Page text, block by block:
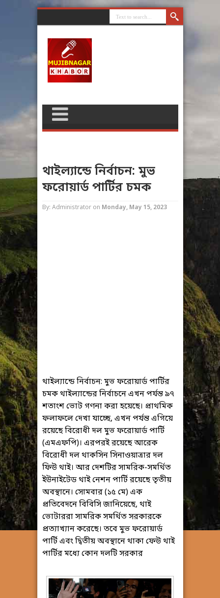
থাইল্যান্ডে নির্বাচন: মুভ
ফরোয়ার্ড পার্টির চমক
By: Administrator on Monday, May 15, 2023
থাইল্যান্ডে নির্বাচন: মুভ ফরোয়ার্ড পার্টির
চমক থাইল্যান্ডের নির্বাচনে এখন পর্যন্ত ৯৭
শতাংশ ভোট গণনা করা হয়েছে। প্রাথমিক
ফলাফলে দেখা যাচ্ছে, এখন পর্যন্ত এগিয়ে
রয়েছে বিরোধী দল মুভ ফরোয়ার্ড পার্টি
(এমএফপি)। এরপরই রয়েছে আরেক
বিরোধী দল থাকসিন সিনাওয়াত্রার দল
ফিউ থাই। আর দেশটির সামরিক-সমর্থিত
ইউনাইটেড থাই নেশন পার্টি রয়েছে তৃতীয়
অবস্থানে। সোমবার (১৫ মে) এক
প্রতিবেদনে বিবিসি জানিয়েছে, থাই
ভোটাররা সামরিক সমর্থিত সরকারকে
প্রত্যাখ্যান করেছে। তবে মুভ ফরোয়ার্ড
পার্টি এবং দ্বিতীয় অবস্থানে থাকা ফেউ থাই
পার্টির মধ্যে কোন দলটি সরকার